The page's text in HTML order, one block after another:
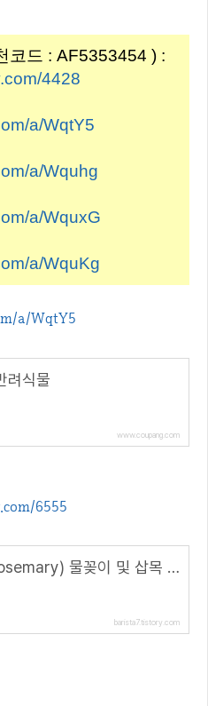
코드 : AF5353454 ) :
4428
a/WqtY5
a/Wquhg
a/WquxG
a/WquKg
a/WqtY5
려식물
www.coupang.com
6555
로즈마리(rosemary) 물꽂이 및 삽목 방법
barista7.tistory.com